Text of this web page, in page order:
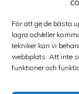
För att ge de bästa
lagra och/eller
tekniker kan vi
webbplats. Att inte
funktioner och